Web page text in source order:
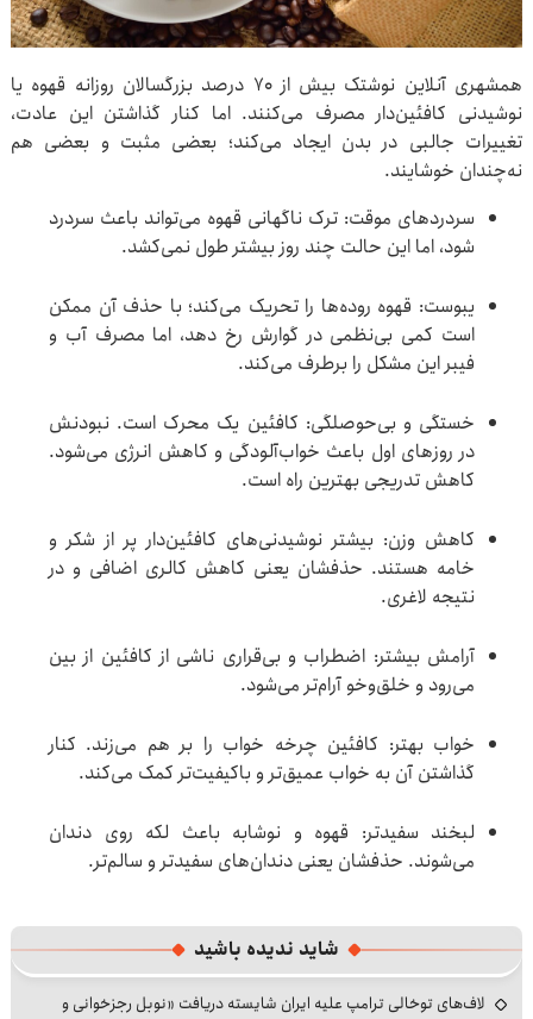
همشهری آنلاین نوشتک بیش از ۷۰ درصد بزرگسالان روزانه قهوه یا
نوشیدنی کافئین‌دار مصرف می‌کنند. اما کنار گذاشتن این عادت،
تغییرات جالبی در بدن ایجاد می‌کند؛ بعضی مثبت و بعضی هم
نه‌چندان خوشایند.
سردردهای موقت: ترک ناگهانی قهوه می‌تواند باعث سردرد
شود، اما این حالت چند روز بیشتر طول نمی‌کشد.
یبوست: قهوه روده‌ها را تحریک می‌کند؛ با حذف آن ممکن
است کمی بی‌نظمی در گوارش رخ دهد، اما مصرف آب و
فیبر این مشکل را برطرف می‌کند.
خستگی و بی‌حوصلگی: کافئین یک محرک است. نبودنش
در روزهای اول باعث خواب‌آلودگی و کاهش انرژی می‌شود.
کاهش تدریجی بهترین راه است.
کاهش وزن: بیشتر نوشیدنی‌های کافئین‌دار پر از شکر و
خامه هستند. حذفشان یعنی کاهش کالری اضافی و در
نتیجه لاغری.
آرامش بیشتر: اضطراب و بی‌قراری ناشی از کافئین از بین
می‌رود و خلق‌وخو آرام‌تر می‌شود.
خواب بهتر: کافئین چرخه خواب را بر هم می‌زند. کنار
گذاشتن آن به خواب عمیق‌تر و باکیفیت‌تر کمک می‌کند.
لبخند سفیدتر: قهوه و نوشابه باعث لکه روی دندان
می‌شوند. حذفشان یعنی دندان‌های سفیدتر و سالم‌تر.
شاید ندیده باشید
لاف‌های توخالی ترامپ علیه ایران شایسته دریافت «نوبل رجزخوانی و